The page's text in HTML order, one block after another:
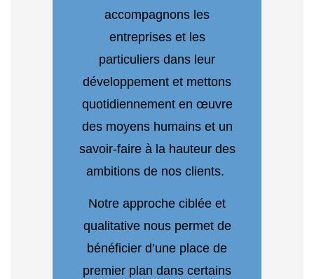
accompagnons les
entreprises et les
particuliers dans leur
développement et mettons
quotidiennement en œuvre
des moyens humains et un
savoir-faire à la hauteur des
ambitions de nos clients.
Notre approche ciblée et
qualitative nous permet de
bénéficier d’une place de
premier plan dans certains